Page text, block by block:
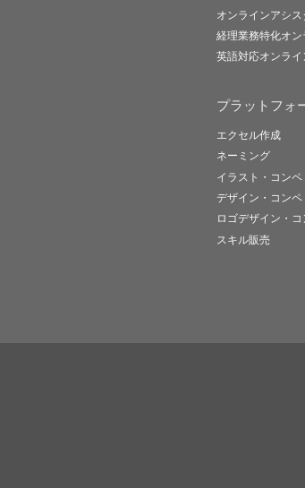
オンラインアシス
経理業務特化オン
英語対応オンライ
プラットフォ
エクセル作成
ネーミング
イラスト・コンペ
デザイン・コンペ
ロゴデザイン・コ
スキル販売